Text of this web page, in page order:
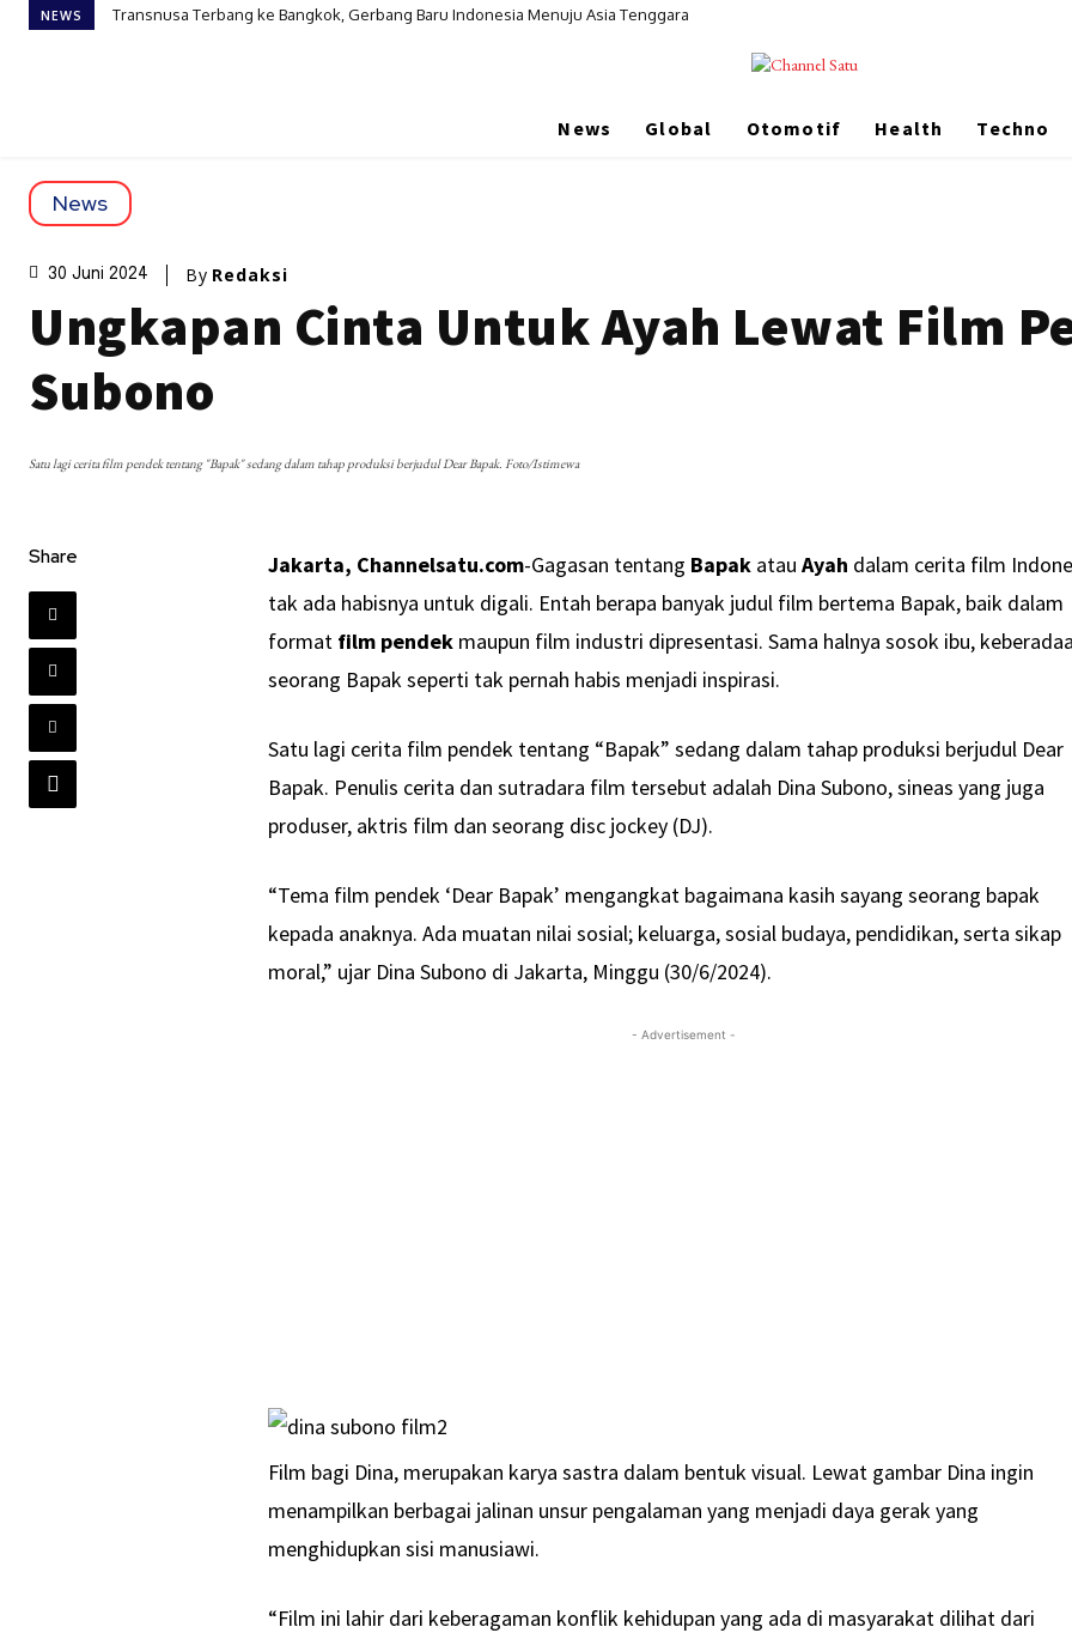
NEWS Transnusa Terbang ke Bangkok, Gerbang Baru Indonesia Menuju Asia Tenggara
News Global Otomotif Health Techno
News
30 Juni 2024 By Redaksi
Ungkapan Cinta Untuk Ayah Lewat Film
Subono
Satu lagi cerita film pendek tentang "Bapak" sedang dalam tahap produksi berjudul Dear Bapak. Foto/Istimewa
Share Jakarta, Channelsatu.com-Gagasan tentang Bapak atauAyah dalam cerita film
tak ada habisnya untuk digali. Entah berapa banyak judul film bertema Bapak, baik dalam
format film pendek maupun film industri dipresentasi. Sama halnya sosok ibu,
seorang Bapak seperti tak pernah habis menjadi inspirasi.
Satu lagi cerita film pendek tentang “Bapak” sedang dalam tahap produksi berjudul Dear
Bapak. Penulis cerita dan sutradara film tersebut adalah Dina Subono, sineas yang juga
produser, aktris film dan seorang disc jockey (DJ).
“Tema film pendek ‘Dear Bapak’ mengangkat bagaimana kasih sayang seorang bapak
kepada anaknya. Ada muatan nilai sosial; keluarga, sosial budaya, pendidikan, serta sikap
moral,” ujar Dina Subono di Jakarta, Minggu (30/6/2024).
- Advertisement -
Film bagi Dina, merupakan karya sastra dalam bentuk visual. Lewat gambar Dina ingin
menampilkan berbagai jalinan unsur pengalaman yang menjadi daya gerak yang
menghidupkan sisi manusiawi.
“Film ini lahir dari keberagaman konflik kehidupan yang ada di masyarakat dilihat dari